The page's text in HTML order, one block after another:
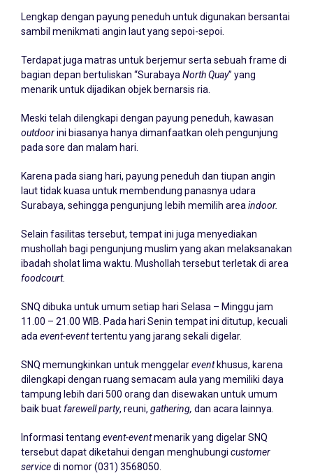
Lengkap dengan payung peneduh untuk digunakan bersantai
sambil menikmati angin laut yang sepoi-sepoi.
Terdapat juga matras untuk berjemur serta sebuah frame di
bagian depan bertuliskan “Surabaya North Quay” yang
menarik untuk dijadikan objek bernarsis ria.
Meski telah dilengkapi dengan payung peneduh, kawasan
outdoorini biasanya hanya dimanfaatkan oleh pengunjung
pada sore dan malam hari.
Karena pada siang hari, payung peneduh dan tiupan angin
laut tidak kuasa untuk membendung panasnya udara
Surabaya, sehingga pengunjung lebih memilih area indoor.
Selain fasilitas tersebut, tempat ini juga menyediakan
mushollah bagi pengunjung muslim yang akan melaksanakan
ibadah sholat lima waktu. Mushollah tersebut terletak di area
foodcourt.
SNQ dibuka untuk umum setiap hari Selasa – Minggu jam
11.00 – 21.00 WIB. Pada hari Senin tempat ini ditutup, kecuali
ada event-eventtertentu yang jarang sekali digelar.
SNQ memungkinkan untuk menggelareventkhusus, karena
dilengkapi dengan ruang semacam aula yang memiliki daya
tampung lebih dari 500 orang dan disewakan untuk umum
baik buatfarewell party, reuni, gathering, dan acara lainnya.
Informasi tentang event-eventmenarik yang digelar SNQ
tersebut dapat diketahui dengan menghubungi customer
servicedi nomor (031) 3568050.